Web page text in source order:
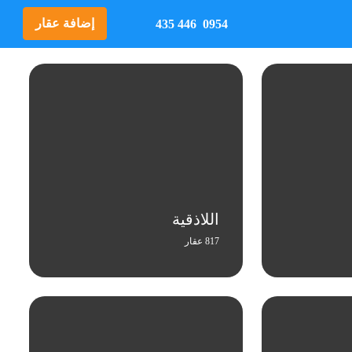
0954 446 435 إضافة عقار
اللاذقية
817 عقار